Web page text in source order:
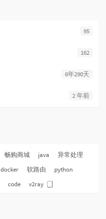
95
162
6年290天
2 年前
畅购商城 java
异常处理
docker 软路由
python
code v2ray